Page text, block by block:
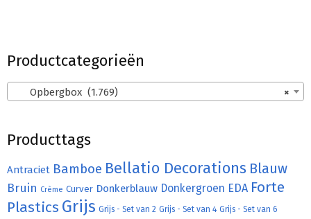
Productcategorieën
×
Opbergbox (1.769)
Producttags
Antraciet Bamboe Bellatio Decorations Blauw
Bruin Crème Curver Donkerblauw Donkergroen EDA Forte
Plastics Grijs Grijs - Set van 2 Grijs - Set van 4 Grijs - Set van 6